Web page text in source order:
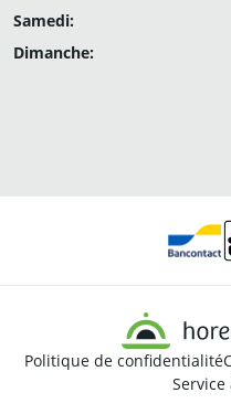
Samedi:
Dimanche:
Politique de confidentialité